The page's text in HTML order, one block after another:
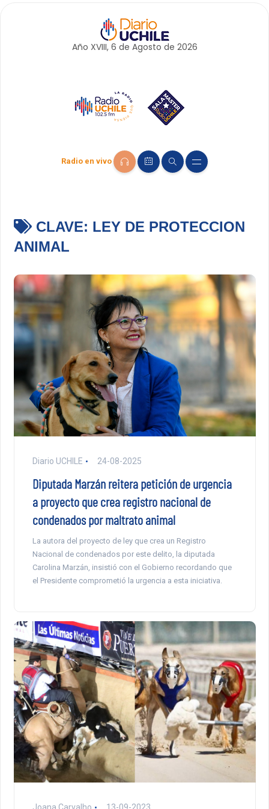
Año XVIII, 6 de Agosto de 2026
Radio en vivo
CLAVE: LEY DE PROTECCION
ANIMAL
Diario UCHILE 24-08-2025
Diputada Marzán reitera petición de urgencia
a proyecto que crea registro nacional de
condenados por maltrato animal
La autora del proyecto de ley que crea un Registro
Nacional de condenados por este delito, la diputada
Carolina Marzán, insistió con el Gobierno recordando que
el Presidente comprometió la urgencia a esta iniciativa.